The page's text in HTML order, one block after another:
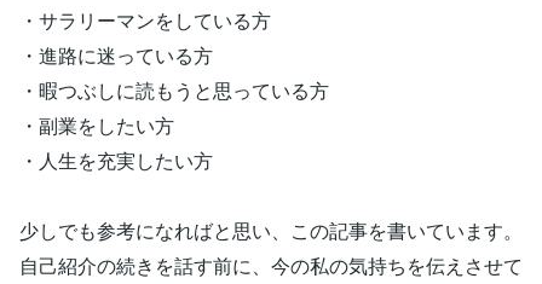
・サラリーマンをしている方
・進路に迷っている方
・暇つぶしに読もうと思っている方
・副業をしたい方
・人生を充実したい方
少しでも参考になればと思い、この記事を書いています。
自己紹介の続きを話す前に、今の私の気持ちを伝えさせて